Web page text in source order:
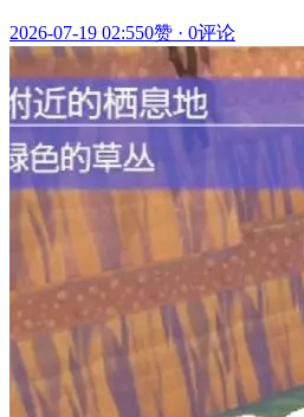
2026-07-19 02:550赞 · 0评论